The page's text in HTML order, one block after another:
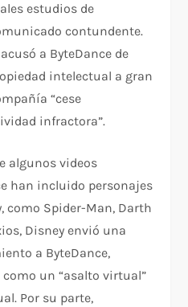
estudios de
contundente.
a ByteDance de
intelectual a gran
“cese
infractora”.
algunos videos
han incluido personajes
como Spider-Man, Darth
Disney envió una
a ByteDance,
un “asalto virtual”
Por su parte,